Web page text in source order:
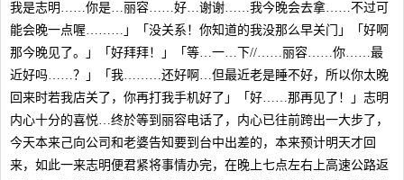
我是志明……你是…丽容……好…谢谢……我今晚会去拿……不过可
能会晚一点喔………」「没关系！你知道的我没那么早关门」「好啊
那今晚见了。」「好拜拜！」「等…一…下//……丽容……你……最
近好吗……？」「我………还好啊…但最近老是睡不好，所以你太晚
回来时若我店关了，你再打我手机好了」「好……那再见了！」志明
内心十分的喜悦…终於等到丽容电话了，内心已往前跨出一大步了，
今天本来己向公司和老婆告知要到台中出差的，本来预计明天才回
来，如此一来志明便君紧将事情办完，在晚上七点左右上高速公路返